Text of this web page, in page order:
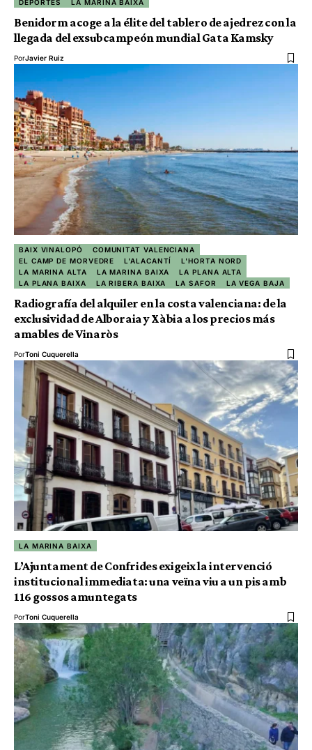
DEPORTES LA MARINA BAIXA
Benidorm acoge a la élite del tablero de ajedrez con la
llegada del exsubcampeón mundial Gata Kamsky
PorJavier Ruiz
BAIX VINALOPÓ
COMUNITAT VALENCIANA
EL CAMP DE MORVEDRE
L'ALACANTÍ
L'HORTA NORD
LA MARINA ALTA
LA MARINA BAIXA
LA PLANA ALTA
LA PLANA BAIXA
LA RIBERA BAIXA LA SAFOR LA VEGA BAJA
Radiografía del alquiler en la costa valenciana: de la
exclusividad de Alboraia y Xàbia a los precios más
amables de Vinaròs
PorToni Cuquerella
LA MARINA BAIXA
L’Ajuntament de Confrides exigeix la intervenció
institucional immediata: una veïna viu a un pis amb
116 gossos amuntegats
PorToni Cuquerella